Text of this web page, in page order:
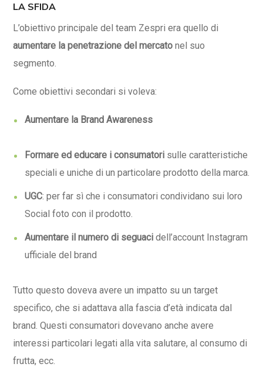
LA SFIDA
L’obiettivo principale del team Zespri era quello di
aumentare la penetrazione del mercato nel suo
segmento.
Come obiettivi secondari si voleva:
Aumentare la Brand Awareness
Formare ed educare i consumatori sulle caratteristiche
speciali e uniche di un particolare prodotto della marca.
UGC: per far sì che i consumatori condividano sui loro
Social foto con il prodotto.
Aumentare il numero di seguaci dell’account Instagram
ufficiale del brand
Tutto questo doveva avere un impatto su un target
specifico, che si adattava alla fascia d’età indicata dal
brand. Questi consumatori dovevano anche avere
interessi particolari legati alla vita salutare, al consumo di
frutta, ecc.